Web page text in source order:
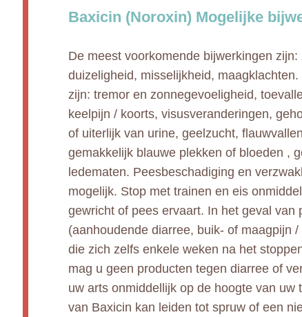
Baxicin (Noroxin) Mogelijke
De meest voorkomende bijwerkingen
duizeligheid, misselijkheid,
zijn: tremor en zonnegevoeligheid,
keelpijn / koorts, visusveranderingen,
of uiterlijk van urine, geelzucht,
gemakkelijk blauwe plekken of bloeden ,
ledematen. Peesbeschadiging en
mogelijk. Stop met trainen en eis
gewricht of pees ervaart. In het geval van
(aanhoudende diarree, buik- of maagpijn
die zich zelfs enkele weken na het
mag u geen producten tegen diarree of
uw arts onmiddellijk op de hoogte van
van Baxicin kan leiden tot spruw of een